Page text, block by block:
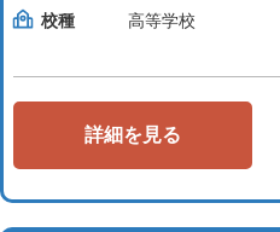
校種
高等学校
詳細を見る